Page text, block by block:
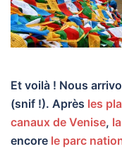
Et voilà ! Nous
(snif !). Après les
canaux de Venise,
encore le parc